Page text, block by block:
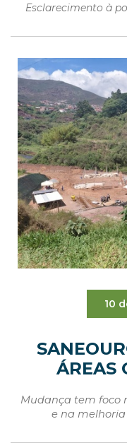
Esclarecimento à
10
ÁREAS
Mudança tem foco
e na